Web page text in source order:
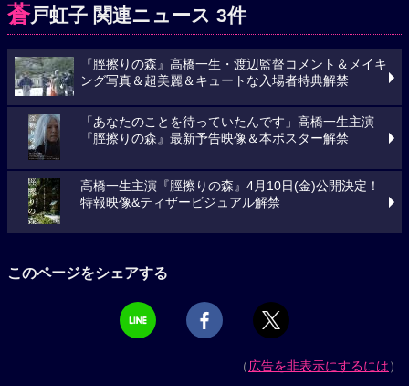
蒼戸虹子 関連ニュース 3件
『脛擦りの森』高橋一生・渡辺監督コメント＆メイキ
ング写真＆超美麗＆キュートな入場者特典解禁
「あなたのことを待っていたんです」高橋一生主演
『脛擦りの森』最新予告映像＆本ポスター解禁
高橋一生主演『脛擦りの森』4月10日(金)公開決定！
特報映像&ティザービジュアル解禁
このページをシェアする
（広告を非表示にするには）